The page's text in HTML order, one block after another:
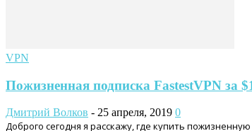
VPN
Пожизненная подписка FastestVPN за
Дмитрий Волков - 25 апреля, 2019 0
Доброго сегодня я расскажу, где купить